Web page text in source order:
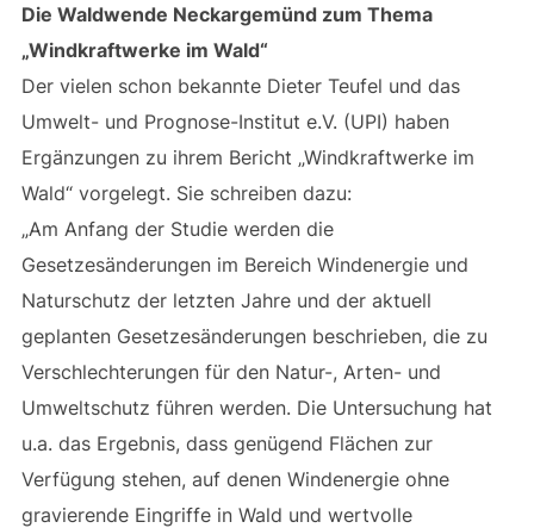
Die Waldwende Neckargemünd zum Thema
„Windkraftwerke im Wald“
Der vielen schon bekannte Dieter Teufel und das
Umwelt- und Prognose-Institut e.V. (UPI) haben
Ergänzungen zu ihrem Bericht „Windkraftwerke im
Wald“ vorgelegt. Sie schreiben dazu:
„Am Anfang der Studie werden die
Gesetzesänderungen im Bereich Windenergie und
Naturschutz der letzten Jahre und der aktuell
geplanten Gesetzesänderungen beschrieben, die zu
Verschlechterungen für den Natur-, Arten- und
Umweltschutz führen werden. Die Untersuchung hat
u.a. das Ergebnis, dass genügend Flächen zur
Verfügung stehen, auf denen Windenergie ohne
gravierende Eingriffe in Wald und wertvolle